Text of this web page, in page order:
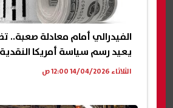
الفيدرالي أمام معادلة صعبة..
يعيد رسم سياسة أمريكا النقدية
الثلاثاء 14/04/2026 12:00 ص